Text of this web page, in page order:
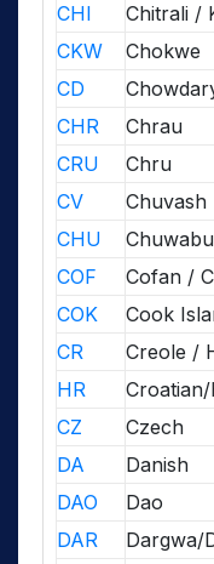
CHI
Chitrali /
CKW
Chokwe
CD
CHR
Chrau
CRU
Chru
CV
Chuvash
CHU
Chuwabu
COF
Cofan /
COK
Cook
CR
Creole /
HR
CZ
Czech
DA
Danish
DAO
Dao
DAR
Dargwa/